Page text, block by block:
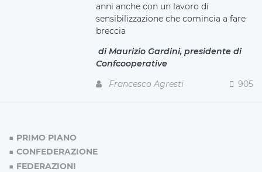
anni anche con un lavoro di
sensibilizzazione che comincia a fare
breccia
di Maurizio Gardini, presidente di
Confcooperative
Francesco Agresti
905
PRIMO PIANO
CONFEDERAZIONE
FEDERAZIONI